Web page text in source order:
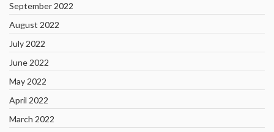
September 2022
August 2022
July 2022
June 2022
May 2022
April 2022
March 2022